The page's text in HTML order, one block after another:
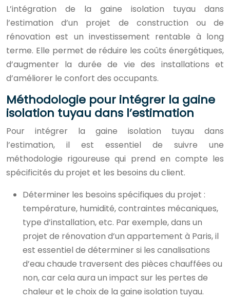
L’intégration de la gaine isolation tuyau dans
l’estimation d’un projet de construction ou de
rénovation est un investissement rentable à long
terme. Elle permet de réduire les coûts énergétiques,
d’augmenter la durée de vie des installations et
d’améliorer le confort des occupants.
Méthodologie pour intégrer la gaine
isolation tuyau dans l’estimation
Pour intégrer la gaine isolation tuyau dans
l’estimation, il est essentiel de suivre une
méthodologie rigoureuse qui prend en compte les
spécificités du projet et les besoins du client.
Déterminer les besoins spécifiques du projet :
température, humidité, contraintes mécaniques,
type d’installation, etc. Par exemple, dans un
projet de rénovation d’un appartement à Paris, il
est essentiel de déterminer si les canalisations
d’eau chaude traversent des pièces chauffées ou
non, car cela aura un impact sur les pertes de
chaleur et le choix de la gaine isolation tuyau.